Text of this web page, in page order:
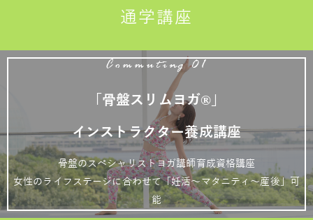
通学講座
Commuting 01
「骨盤スリムヨガ®」
インストラクター養成講座
骨盤のスペシャリストヨガ講師育成資格講座
女性のライフステージに合わせて「妊活～マタニティ～産後」可
能